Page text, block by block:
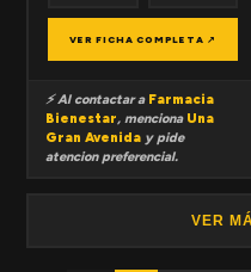
VER FICHA COMPLETA ↗
⚡ Al contactar a Farmacia
Bienestar, menciona Una
Gran Avenida y pide
atencion preferencial.
VER